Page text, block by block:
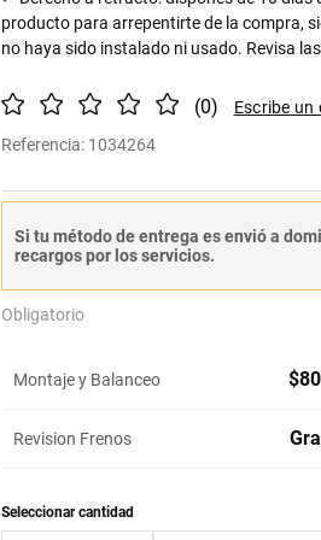
producto para arrepentirte de la compra,
no haya sido instalado ni usado. Revisa
(0)
Referencia: 1034264
Si tu método de entrega es envió a
recargos por los servicios.
Obligatorio
Montaje y Balanceo $
Revision Frenos